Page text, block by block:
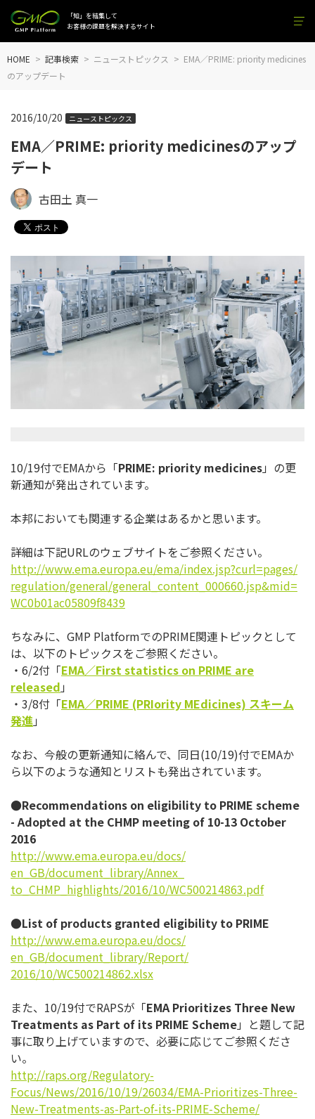
「知」を結集して
お客様の課題を解決するサイト
HOME 記事検索 ニューストピックス
EMA／PRIME: priority medicines
のアップデート
EMA／PRIME: priority medicinesのアップ
デート
2016/10/20 ニューストピックス
古田土 真一
10/19付でEMAから「PRIME: priority medicines」の更
新通知が発出されています。
本邦においても関連する企業はあるかと思います。
詳細は下記URLのウェブサイトをご参照ください。
http://www.ema.europa.eu/ema/index.jsp?curl=pages/
regulation/general/general_ content_000660.jsp&mid=
WC0b01ac05809f8439
ちなみに、GMP PlatformでのPRIME関連トピックとして
は、 以下のトピックスをご参照ください。
・6/2付「EMA／First statistics on PRIME are
released 」
・3/8付「EMA／PRIME (PRIority MEdicines) スキーム
発進」
なお、今般の更新通知に絡んで、同日(10/19)付でEMAか
ら以下のような通知とリストも発出されています。
●Recommendations on eligibility to PRIME scheme
- Adopted at the CHMP meeting of 10-13 October
2016
http://www.ema.europa.eu/docs/
en_GB/document_library/Annex_
to_CHMP_highlights/2016/10/WC500214863.pdf
●List of products granted eligibility to PRIME
http://www.ema.europa.eu/docs/
en_GB/document_library/Report/
2016/10/WC500214862.xlsx
また、10/19付でRAPSが「EMA Prioritizes Three New
Treatments as Part of its PRIME Scheme」と題して記
事に取り上げていますので、 必要に応じてご参照くださ
い。
http://raps.org/Regulatory-
Focus/News/2016/10/19/26034/EMA-Prioritizes-Three-
New-Treatments-as-Part-of-its-PRIME-Scheme/